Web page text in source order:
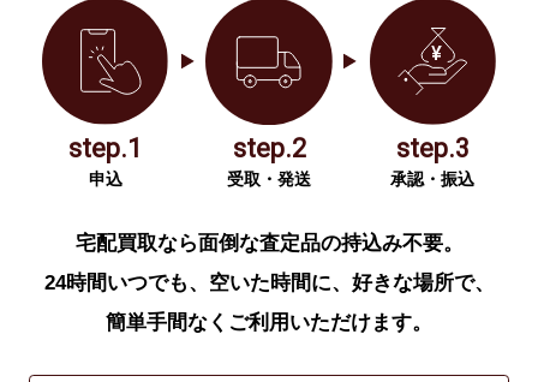
step.1
申込
step.2
受取・発送
step.3
承認・振込
宅配買取なら面倒な査定品の持込み不要。
24時間いつでも、空いた時間に、好きな場所で、
簡単手間なくご利用いただけます。